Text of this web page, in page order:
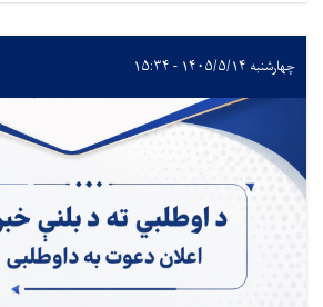
چهارشنبه ۱۴۰۵/۵/۱۴ - ۱۵:۳۴